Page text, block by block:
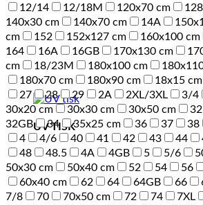
UV TISK
12/14
12/18M 120x70 cm 128
140x30 cm
140x70 cm 14A
cm
152 152x127 cm 160x100 cm
164
16A 16GB 170x130 cm
cm
18/23M 180x100 cm
180x70 cm
180x90 cm 18x15 cm
27
28 29 2A 2XL/3XL 3/4
30x20 cm
30x30 cm 30x50 cm 32
32GB
34 35x25 cm 36 37 38
4
4/6 40 41 42 43 44
48
48.5 4A 4GB 5 5/6
50x30 cm
50x40 cm 52 54 56
60x40 cm
62 64 64GB 66
7/8
70 70x50 cm 72 74 7XL